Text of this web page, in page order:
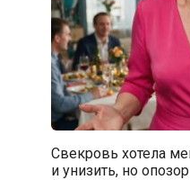
Свекровь хотела
и унизить, но